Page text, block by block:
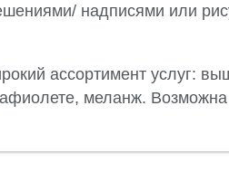
надписями или
ассортимент услуг:
меланж.